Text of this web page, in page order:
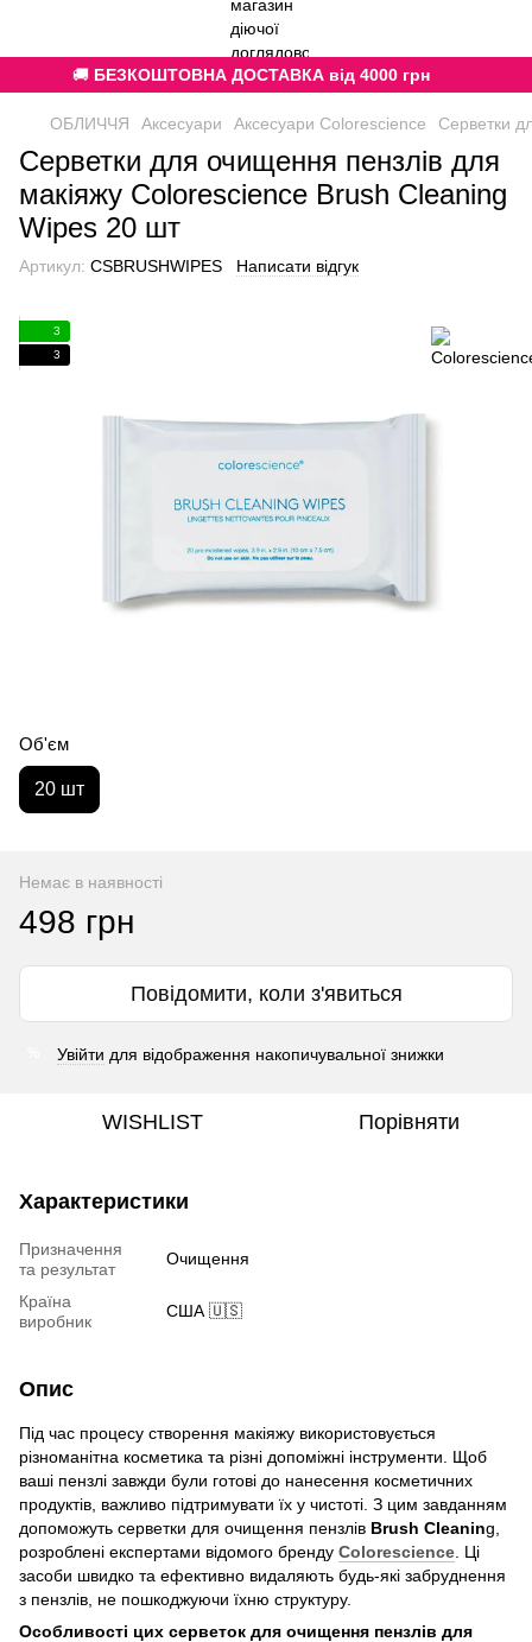
🚚 БЕЗКОШТОВНА ДОСТАВКА від 4000 грн
ОБЛИЧЧЯ Аксесуари Аксесуари Colorescience Серветки
Серветки для очищення пензлів для
макіяжу Colorescience Brush Cleaning
Wipes 20 шт
Артикул: CSBRUSHWIPES Написати відгук
3
3
Об'єм
20 шт
Немає в наявності
498 грн
Повідомити, коли з'явиться
Увійти для відображення накопичувальної знижки
WISHLIST Порівняти
Характеристики
Призначення
та результат
Очищення
Країна
виробник
США 🇺🇸
Опис
Під час процесу створення макіяжу використовується
різноманітна косметика та різні допоміжні інструменти. Щоб
ваші пензлі завжди були готові до нанесення косметичних
продуктів, важливо підтримувати їх у чистоті. З цим завданням
допоможуть серветки для очищення пензлів Brush Cleaning,
розроблені експертами відомого бренду Colorescience . Ці
засоби швидко та ефективно видаляють будь-які забруднення
з пензлів, не пошкоджуючи їхню структуру.
Особливості цих серветок для очищення пензлів для